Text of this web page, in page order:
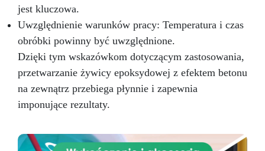
jest kluczowa.
Uwzględnienie warunków pracy: Temperatura i czas
obróbki powinny być uwzględnione.
Dzięki tym wskazówkom dotyczącym zastosowania,
przetwarzanie żywicy epoksydowej z efektem betonu
na zewnątrz przebiega płynnie i zapewnia
imponujące rezultaty.